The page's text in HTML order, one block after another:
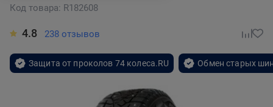
Код товара: R182608
4.8 238 отзывов
Защита от проколов 74 колеса.RU Обмен старых